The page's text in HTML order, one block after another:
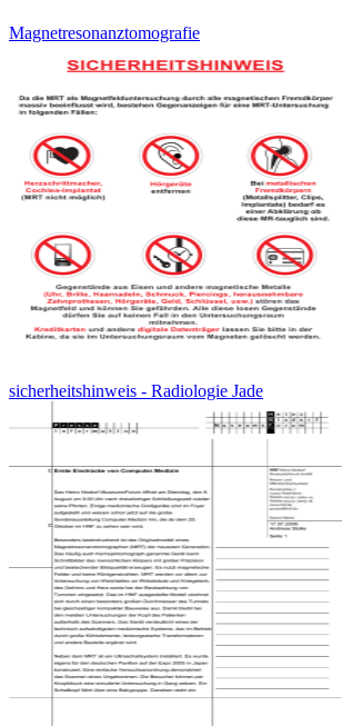
Magnetresonanztomografie
sicherheitshinweis - Radiologie Jade